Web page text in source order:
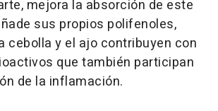
mejora la absorción de este
sus propios polifenoles,
cebolla y el ajo contribuyen con
que también participan
de la inflamación.